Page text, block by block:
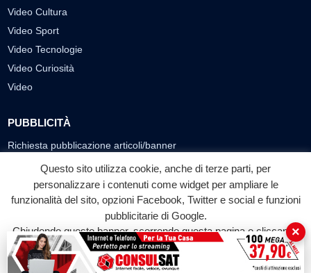
Video Cultura
Video Sport
Video Tecnologie
Video Curiosità
Video
PUBBLICITÀ
Richiesta pubblicazione articoli/banner
SEGUICI SUI SOCIAL
f
Facebook
◎ ▶
YouTube
© 2026 LABTV - Tutti i diritti riservati
Questo sito utilizza cookie, anche di terze parti, per
personalizzare i contenuti come widget per ampliare le
funzionalità del sito, opzioni Facebook, Twitter e social e funzioni
pubblicitarie di Google.
Chiudendo questo banner, scorrendo questa pagina o cliccando
su qualunque suo elemento acconsenti all'uso dei cookie.
Accetta
×